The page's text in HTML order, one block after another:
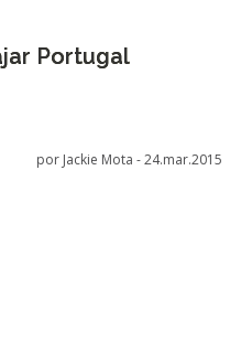
Portugal
por Jackie Mota -24.mar.2015